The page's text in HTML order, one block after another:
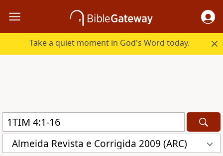
Take a quiet moment in God's Word today.
Almeida Revista e Corrigida 2009 (ARC)